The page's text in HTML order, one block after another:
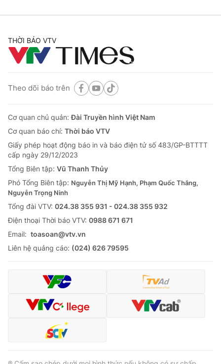
THỜI BÁO VTV
Theo dõi báo trên
Cơ quan chủ quản:Đài Truyền hình Việt Nam
Cơ quan báo chí: Thời báo VTV
Giấy phép hoạt động báo in và báo điện tử số 483/GP-BTTTT
cấp ngày 29/12/2023
Tổng Biên tập: Vũ Thanh Thủy
Phó Tổng Biên tập: Nguyễn Thị Mỹ Hạnh, Phạm Quốc Thắng,
Nguyễn Trọng Ninh
Tổng đài VTV: 024.38 355 931 - 024.38 355 932
Ðiện thoại Thời báo VTV: 0988 671 671
Email: toasoan@vtv.vn
Liên hệ quảng cáo: (024) 626 79595